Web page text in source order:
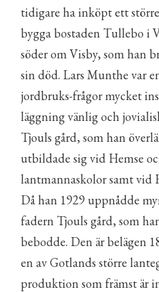
tidigare ha inköpt ett
bygga bostaden Tullebo i
söder om Visby, som han
sin död. Lars Munthe var
jordbruks-frågor mycket
läggning vänlig och
Tjouls gård, som han
utbildade sig vid Hemse
lantmannaskolor samt vid
Då han 1929 uppnådde
fadern Tjouls gård, som
bebodde. Den är belägen
en av Gotlands större
produktion som främst är